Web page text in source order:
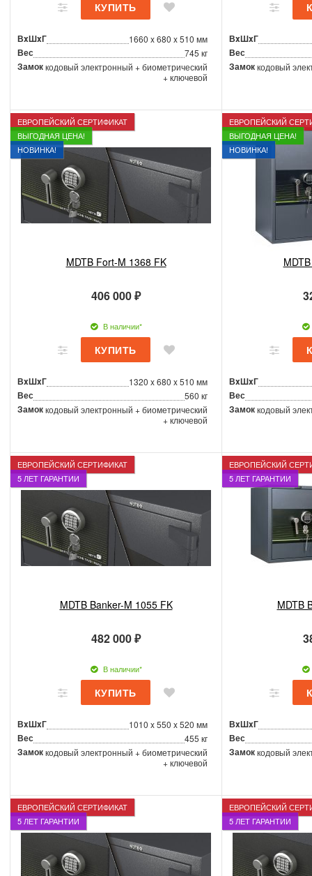
ВxШxГ 1660 x 680 x 510 мм
Вес 745 кг
Замоккодовый электронный + биометрический
+ ключевой
ВxШxГ
Вес
Замоккодовый
ЕВРОПЕЙСКИЙ СЕРТИФИКАТ
ВЫГОДНАЯ ЦЕНА!
НОВИНКА!
MDTB Fort-M 1368 FK
406 000 ₽
В наличии*
ВxШxГ 1320 x 680 x 510 мм
Вес 560 кг
Замоккодовый электронный + биометрический
+ ключевой
ЕВРОПЕЙСКИЙ
ВЫГОДНАЯ ЦЕНА!
НОВИНКА!
ВxШxГ
Вес
Замоккодовый
ЕВРОПЕЙСКИЙ СЕРТИФИКАТ
5 ЛЕТ ГАРАНТИИ
MDTB Banker-M 1055 FK
482 000 ₽
В наличии*
ВxШxГ 1010 x 550 x 520 мм
Вес 455 кг
Замоккодовый электронный + биометрический
+ ключевой
ЕВРОПЕЙСКИЙ
5 ЛЕТ ГАРАНТИИ
MDTB
ВxШxГ
Вес
Замоккодовый
ЕВРОПЕЙСКИЙ СЕРТИФИКАТ
5 ЛЕТ ГАРАНТИИ
ЕВРОПЕЙСКИЙ
5 ЛЕТ ГАРАНТИИ